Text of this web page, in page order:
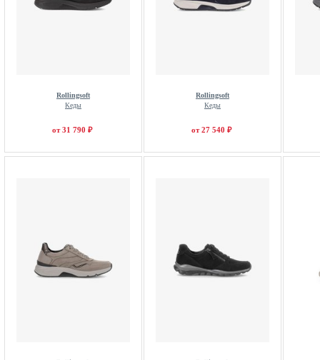
Rollingsoft
Кеды
от 31 790 ₽
Rollingsoft
Кеды
от 27 540 ₽